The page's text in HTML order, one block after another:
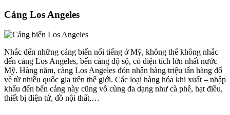
Cảng Los Angeles
Nhắc đến những cảng biển nổi tiếng ở Mỹ, không thể không nhắc
đến cảng Los Angeles, bến cảng độ sộ, có diện tích lớn nhất nước
Mỹ. Hàng năm, càng Los Angeles đón nhận hàng triệu tấn hàng đổ
về từ nhiều quốc gia trên thế giới. Các loại hàng hóa khi xuất – nhập
khẩu đến bến cảng này cũng vô cùng đa dạng như cà phê, hạt điều,
thiết bị điện tử, đồ nội thất,…